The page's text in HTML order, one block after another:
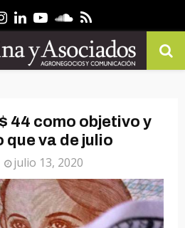
Instagram
Linkedin
YoutubeSoundcloud
Rss
44 como objetivo y
que va de julio
julio 13, 2020